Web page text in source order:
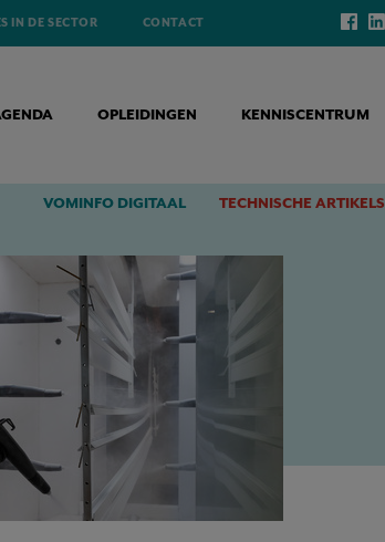
IN DE SECTOR CONTACT
OPLEIDINGEN KENNISCENTRUM
VOMINFO DIGITAAL TECHNISCHE ARTIKELS
INNOVATIE